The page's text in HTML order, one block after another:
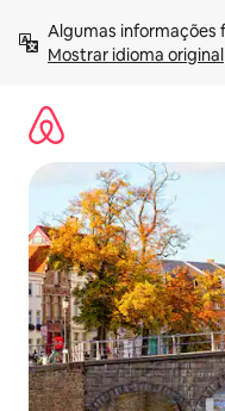
para
Mostrar idioma original